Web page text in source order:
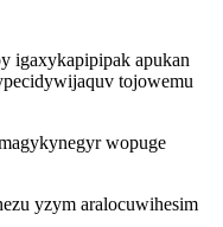
igaxykapipipak apukan
tojowemu
wopuge
yzym aralocuwihesim